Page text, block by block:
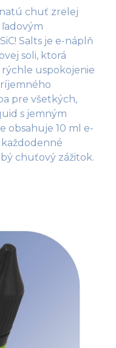
chuť zrelej
Salts je e-náplň
soli, ktorá
uspokojenie
pre všetkých,
s jemným
obsahuje 10 ml e-
chuťový zážitok.